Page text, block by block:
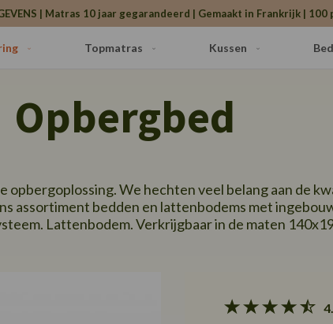
| Matras 10 jaar gegarandeerd | Gemaakt in Frankrijk |
Topmatras Kussen
Opbergbed
We hechten veel belang aan de
assortiment bedden en lattenbodems met
Lattenbodem. Verkrijgbaar in de maten